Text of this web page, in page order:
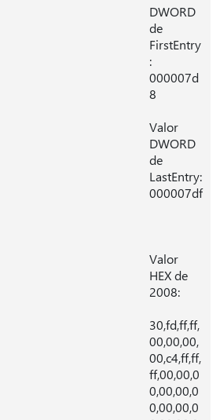
DWORD
de
FirstEntry
:
000007d
8
Valor
DWORD
de
LastEntry:
000007df
Valor
HEX de
2008:
30,fd,ff,ff,
00,00,00,
00,c4,ff,ff,
ff,00,00,0
0,00,00,0
0,00,00,0